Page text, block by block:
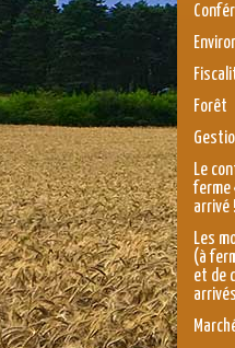
Forêt
Le
ferme
arrivé !
Les
(à
et de